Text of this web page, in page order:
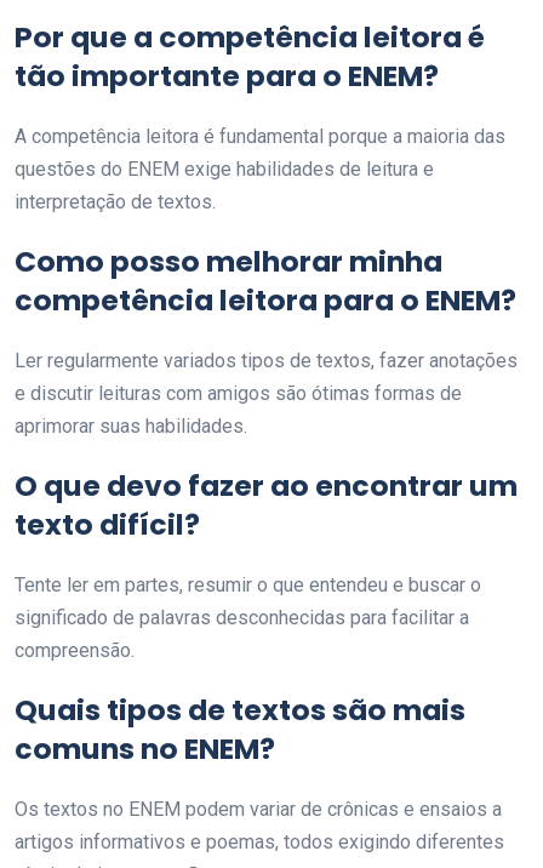
Por que a competência leitora é
tão importante para o ENEM?
A competência leitora é fundamental porque a maioria das
questões do ENEM exige habilidades de leitura e
interpretação de textos.
Como posso melhorar minha
competência leitora para o ENEM?
Ler regularmente variados tipos de textos, fazer anotações
e discutir leituras com amigos são ótimas formas de
aprimorar suas habilidades.
O que devo fazer ao encontrar um
texto difícil?
Tente ler em partes, resumir o que entendeu e buscar o
significado de palavras desconhecidas para facilitar a
compreensão.
Quais tipos de textos são mais
comuns no ENEM?
Os textos no ENEM podem variar de crônicas e ensaios a
artigos informativos e poemas, todos exigindo diferentes